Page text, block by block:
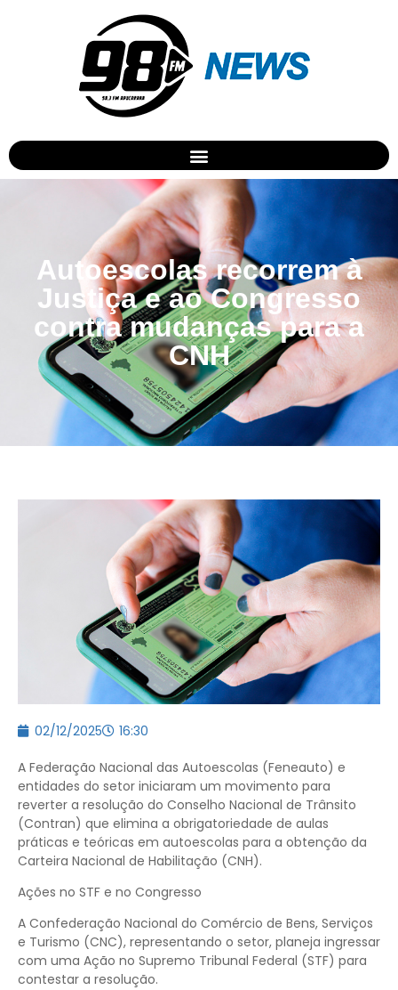
Autoescolas recorrem à
Justiça e ao Congresso
contra mudanças para a
CNH
02/12/2025 16:30
A Federação Nacional das Autoescolas (Feneauto) e
entidades do setor iniciaram um movimento para
reverter a resolução do Conselho Nacional de Trânsito
(Contran) que elimina a obrigatoriedade de aulas
práticas e teóricas em autoescolas para a obtenção da
Carteira Nacional de Habilitação (CNH).
Ações no STF e no Congresso
A Confederação Nacional do Comércio de Bens, Serviços
e Turismo (CNC), representando o setor, planeja ingressar
com uma Ação no Supremo Tribunal Federal (STF) para
contestar a resolução.